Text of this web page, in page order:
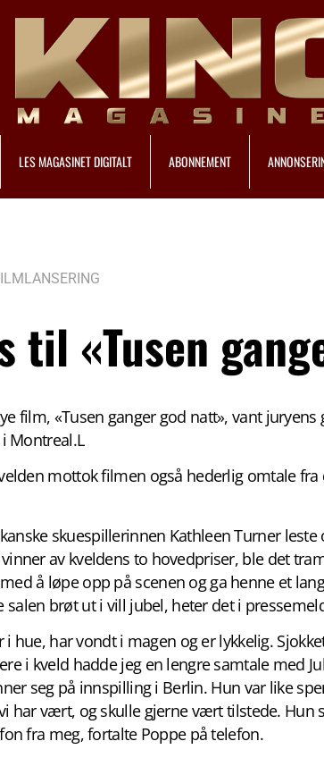
LES MAGASINET DIGITALT ABONNEMENT
«Tusen
film, «Tusen ganger god natt», vant
Montreal.L
mottok filmen også hederlig omtale
skuespillerinnen Kathleen Turner leste
av kveldens to hovedpriser, ble det
å løpe opp på scenen og ga henne et
salen brøt ut i vill jubel, heter det i
i hue, har vondt i magen og er lykkelig.
i kveld hadde jeg en lengre samtale med
seg på innspilling i Berlin. Hun var like
har vært, og skulle gjerne vært tilstede. Hun
fra meg, fortalte Poppe på telefon.